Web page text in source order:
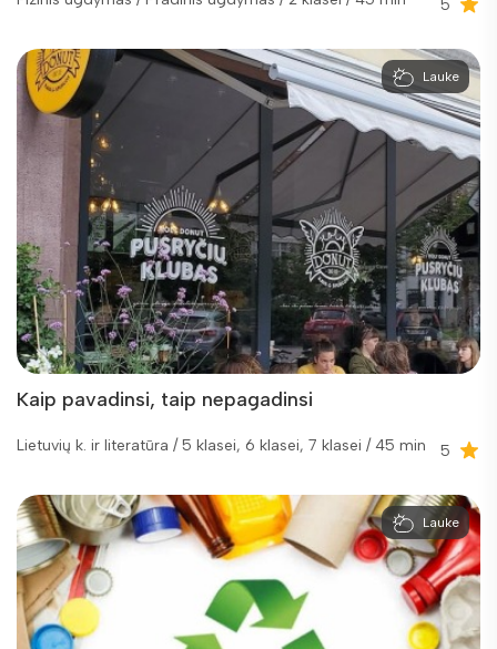
5
Lauke
Kaip pavadinsi, taip nepagadinsi
Lietuvių k. ir literatūra / 5 klasei, 6 klasei, 7 klasei / 45 min 5
Lauke